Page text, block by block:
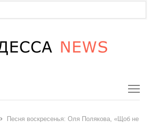
Песня воскресенья: Оля Полякова, «Щоб не